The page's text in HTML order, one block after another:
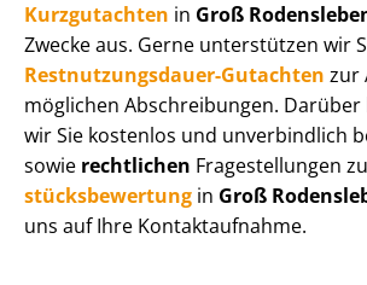
Kurzgutachten in Groß
Zwecke aus. Gerne unterstützen wir
Rest­nut­zungs­dau­er-Gutachten zur
möglichen Abschreibungen.
wir Sie kostenlos und unverbindlich
sowie rechtlichen Fragestellungen
stücks­be­wer­tung in Groß
uns auf Ihre Kontaktaufnahme.